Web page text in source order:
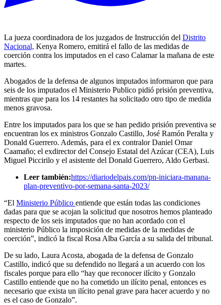
La jueza coordinadora de los juzgados de Instrucción del Distrito
Nacional, Kenya Romero, emitirá el fallo de las medidas de
coerción contra los imputados en el caso Calamar la mañana de este
martes.
Abogados de la defensa de algunos imputados informaron que para
seis de los imputados el Ministerio Publico pidió prisión preventiva,
mientras que para los 14 restantes ha solicitado otro tipo de medida
menos gravosa.
Entre los imputados para los que se han pedido prisión preventiva se
encuentran los ex ministros Gonzalo Castillo, José Ramón Peralta y
Donald Guerrero. Además, para el ex contralor Daniel Omar
Caamaño; el exdirector del Consejo Estatal del Azúcar (CEA), Luis
Miguel Piccirilo y el asistente del Donald Guerrero, Aldo Gerbasi.
Leer también:https://diariodelpais.com/pn-iniciara-manana-
plan-preventivo-por-semana-santa-2023/
“El Ministerio Público entiende que están todas las condiciones
dadas para que se acojan la solicitud que nosotros hemos planteado
respecto de los seis imputados que no han acordado con el
ministerio Público la imposición de medidas de la medidas de
coerción”, indicó la fiscal Rosa Alba García a su salida del tribunal.
De su lado, Laura Acosta, abogada de la defensa de Gonzalo
Castillo, indicó que su defendido no llegará a un acuerdo con los
fiscales porque para ello “hay que reconocer ilícito y Gonzalo
Castillo entiende que no ha cometido un ilícito penal, entonces es
necesario que exista un ilícito penal grave para hacer acuerdo y no
es el caso de Gonzalo”.